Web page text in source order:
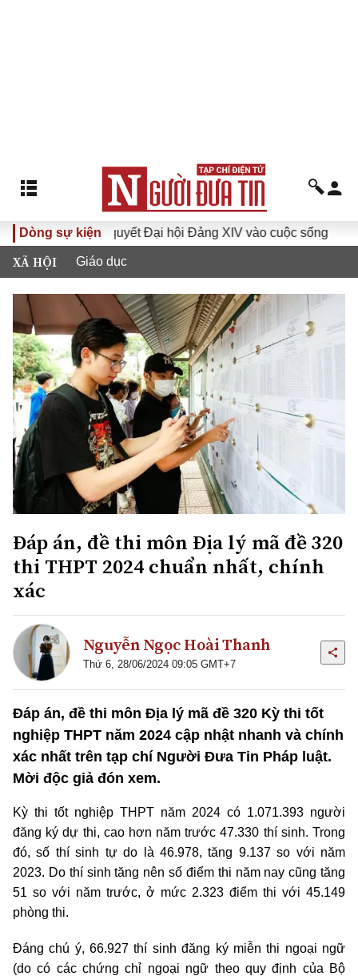
Dòng sự kiện
Đưa Nghị quyết Đại hội Đảng XIV vào cuộc sống
XÃ HỘI Giáo dục
Đáp án, đề thi môn Địa lý mã đề 320
thi THPT 2024 chuẩn nhất, chính
xác
Nguyễn Ngọc Hoài Thanh
Thứ 6, 28/06/2024 09:05 GMT+7
Đáp án, đề thi môn Địa lý mã đề 320 Kỳ thi tốt
nghiệp THPT năm 2024 cập nhật nhanh và chính
xác nhất trên tạp chí Người Đưa Tin Pháp luật.
Mời độc giả đón xem.
Kỳ thi tốt nghiệp THPT năm 2024 có 1.071.393 người
đăng ký dự thi, cao hơn năm trước 47.330 thí sinh. Trong
đó, số thí sinh tự do là 46.978, tăng 9.137 so với năm
2023. Do thí sinh tăng nên số điểm thi năm nay cũng tăng
51 so với năm trước, ở mức 2.323 điểm thi với 45.149
phòng thi.
Đáng chú ý, 66.927 thí sinh đăng ký miễn thi ngoại ngữ
(do có các chứng chỉ ngoại ngữ theo quy định của Bộ